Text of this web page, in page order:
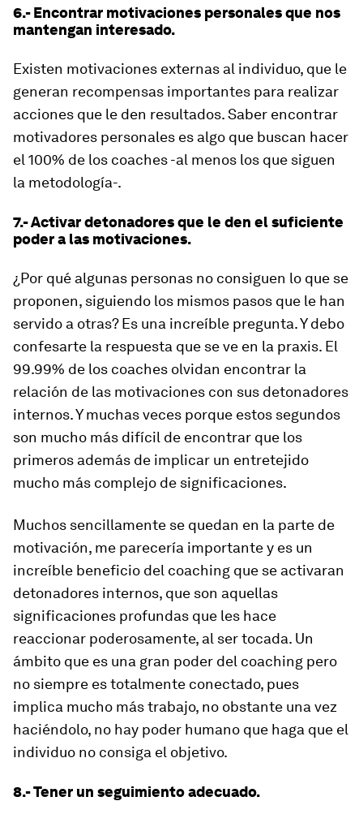
6.- Encontrar motivaciones personales que nos
mantengan interesado.
Existen motivaciones externas al individuo, que le
generan recompensas importantes para realizar
acciones que le den resultados. Saber encontrar
motivadores personales es algo que buscan hacer
el 100% de los coaches -al menos los que siguen
la metodología-.
7.- Activar detonadores que le den el suficiente
poder a las motivaciones.
¿Por qué algunas personas no consiguen lo que se
proponen, siguiendo los mismos pasos que le han
servido a otras? Es una increíble pregunta. Y debo
confesarte la respuesta que se ve en la praxis. El
99.99% de los coaches olvidan encontrar la
relación de las motivaciones con sus detonadores
internos. Y muchas veces porque estos segundos
son mucho más difícil de encontrar que los
primeros además de implicar un entretejido
mucho más complejo de significaciones.
Muchos sencillamente se quedan en la parte de
motivación, me parecería importante y es un
increíble beneficio del coaching que se activaran
detonadores internos, que son aquellas
significaciones profundas que les hace
reaccionar poderosamente, al ser tocada. Un
ámbito que es una gran poder del coaching pero
no siempre es totalmente conectado, pues
implica mucho más trabajo, no obstante una vez
haciéndolo, no hay poder humano que haga que el
individuo no consiga el objetivo.
8.- Tener un seguimiento adecuado.